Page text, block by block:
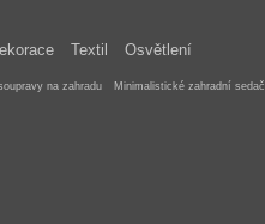
Textil Osvětlení
na zahradu Minimalistické zahradní